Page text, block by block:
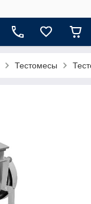
Тестомесы